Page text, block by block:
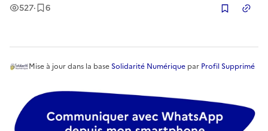
Trop facile ? Parmi les nombreux sites d’achat se dissimulent
527Vues
· 6Enregistrement
Mise à jourdans la base Solidarité Numérique par Profil Supprimé